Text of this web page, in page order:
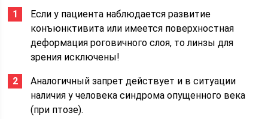
Если у пациента наблюдается развитие
конъюнктивита или имеется поверхностная
деформация роговичного слоя, то линзы для
зрения исключены!
Аналогичный запрет действует и в ситуации
наличия у человека синдрома опущенного века
(при птозе).